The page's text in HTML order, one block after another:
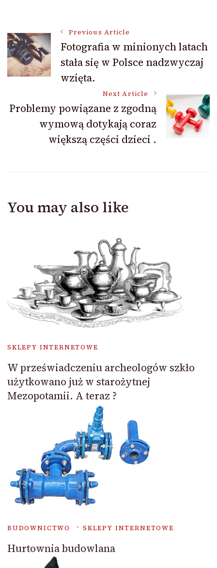
Post
Navigation
Previous Article
Fotografia w minionych latach
stała się w Polsce nadzwyczaj
wzięta.
Next Article
Problemy powiązane z zgodną
wymową dotykają coraz
większą części dzieci .
You may also like
SKLEPY INTERNETOWE
W przeświadczeniu archeologów szkło
użytkowano już w starożytnej
Mezopotamii. A teraz ?
BUDOWNICTWO SKLEPY INTERNETOWE
Hurtownia budowlana